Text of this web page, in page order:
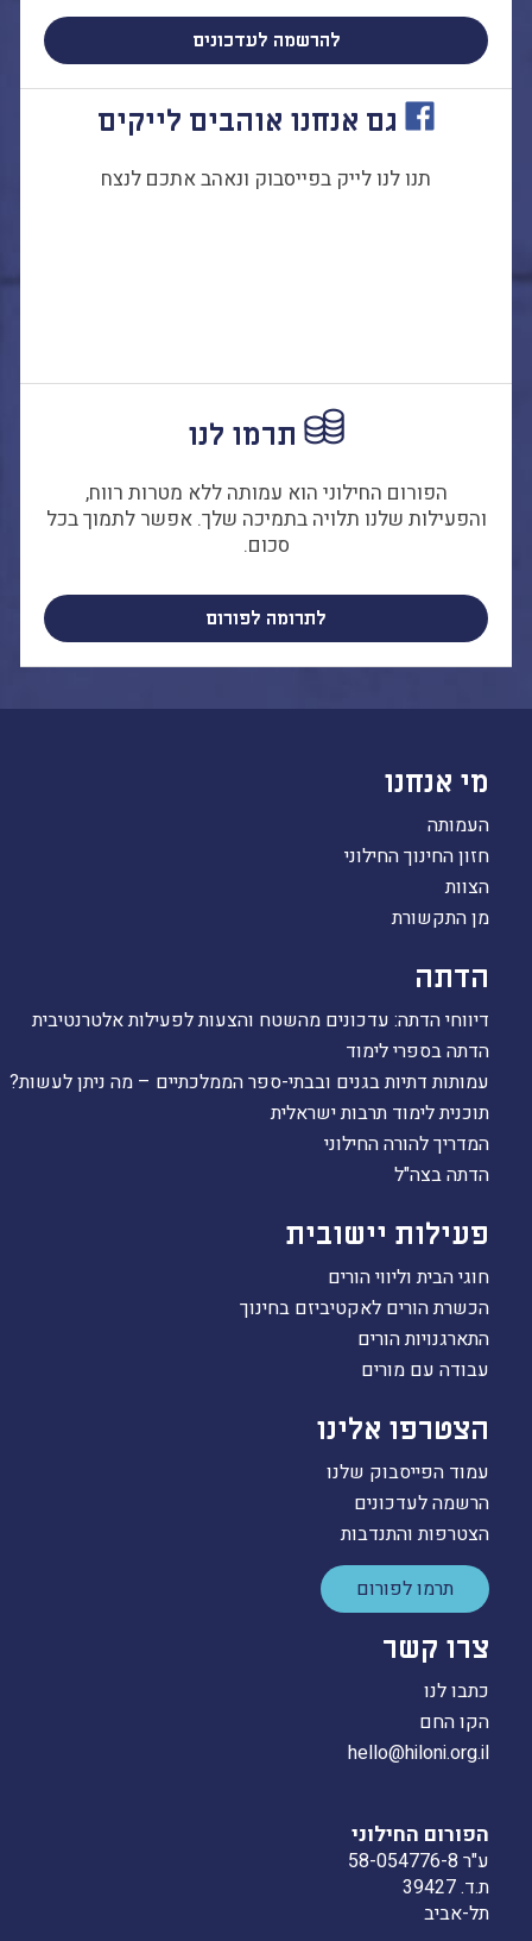
להרשמה לעדכונים
גם אנחנו אוהבים לייקים
תנו לנו לייק בפייסבוק ונאהב אתכם לנצח
תרמו לנו
הפורום החילוני הוא עמותה ללא מטרות רווח,
והפעילות שלנו תלויה בתמיכה שלך. אפשר לתמוך בכל
סכום.
לתרומה לפורום
מי אנחנו
העמותה
חזון החינוך החילוני
הצוות
מן התקשורת
הדתה
דיווחי הדתה: עדכונים מהשטח והצעות לפעילות אלטרנטיבית
הדתה בספרי לימוד
עמותות דתיות בגנים ובבתי-ספר הממלכתיים – מה ניתן לעשות?
תוכנית לימוד תרבות ישראלית
המדריך להורה החילוני
הדתה בצה"ל
פעילות יישובית
חוגי הבית וליווי הורים
הכשרת הורים לאקטיביזם בחינוך
התארגנויות הורים
עבודה עם מורים
הצטרפו אלינו
עמוד הפייסבוק שלנו
הרשמה לעדכונים
הצטרפות והתנדבות
תרמו לפורום
צרו קשר
כתבו לנו
הקו החם
hello@hiloni.org.il
הפורום החילוני
ע"ר 58-054776-8
ת.ד. 39427
תל-אביב